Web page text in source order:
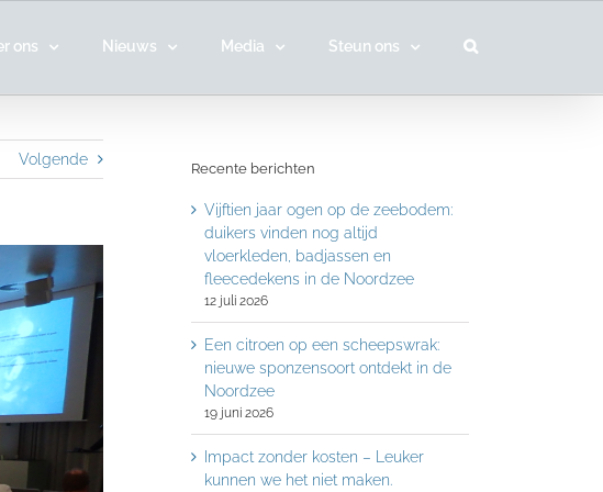
ons Nieuws Media Steun ons
Volgende
Recente berichten
Vijftien jaar ogen op de zeebodem:
duikers vinden nog altijd
vloerkleden, badjassen en
fleecedekens in de Noordzee
12 juli 2026
Een citroen op een scheepswrak:
nieuwe sponzensoort ontdekt in de
Noordzee
19 juni 2026
Impact zonder kosten – Leuker
kunnen we het niet maken.